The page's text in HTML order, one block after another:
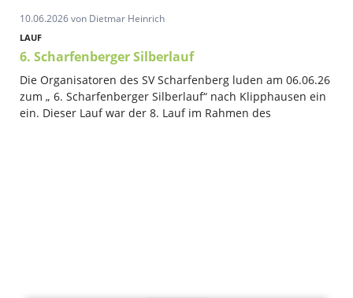
10.06.2026von Dietmar Heinrich
LAUF
6. Scharfenberger Silberlauf
Die Organisatoren des SV Scharfenberg luden am 06.06.26
zum „ 6. Scharfenberger Silberlauf“ nach Klipphausen ein
ein. Dieser Lauf war der 8. Lauf im Rahmen des